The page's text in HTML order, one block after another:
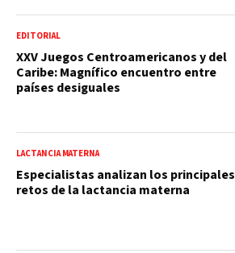
EDITORIAL
XXV Juegos Centroamericanos y del
Caribe: Magnífico encuentro entre
países desiguales
LACTANCIA MATERNA
Especialistas analizan los principales
retos de la lactancia materna